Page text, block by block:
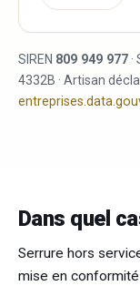
SIREN 809 949 977 ·
4332B · Artisan
Dans quel
Serrure hors
mise en conformité